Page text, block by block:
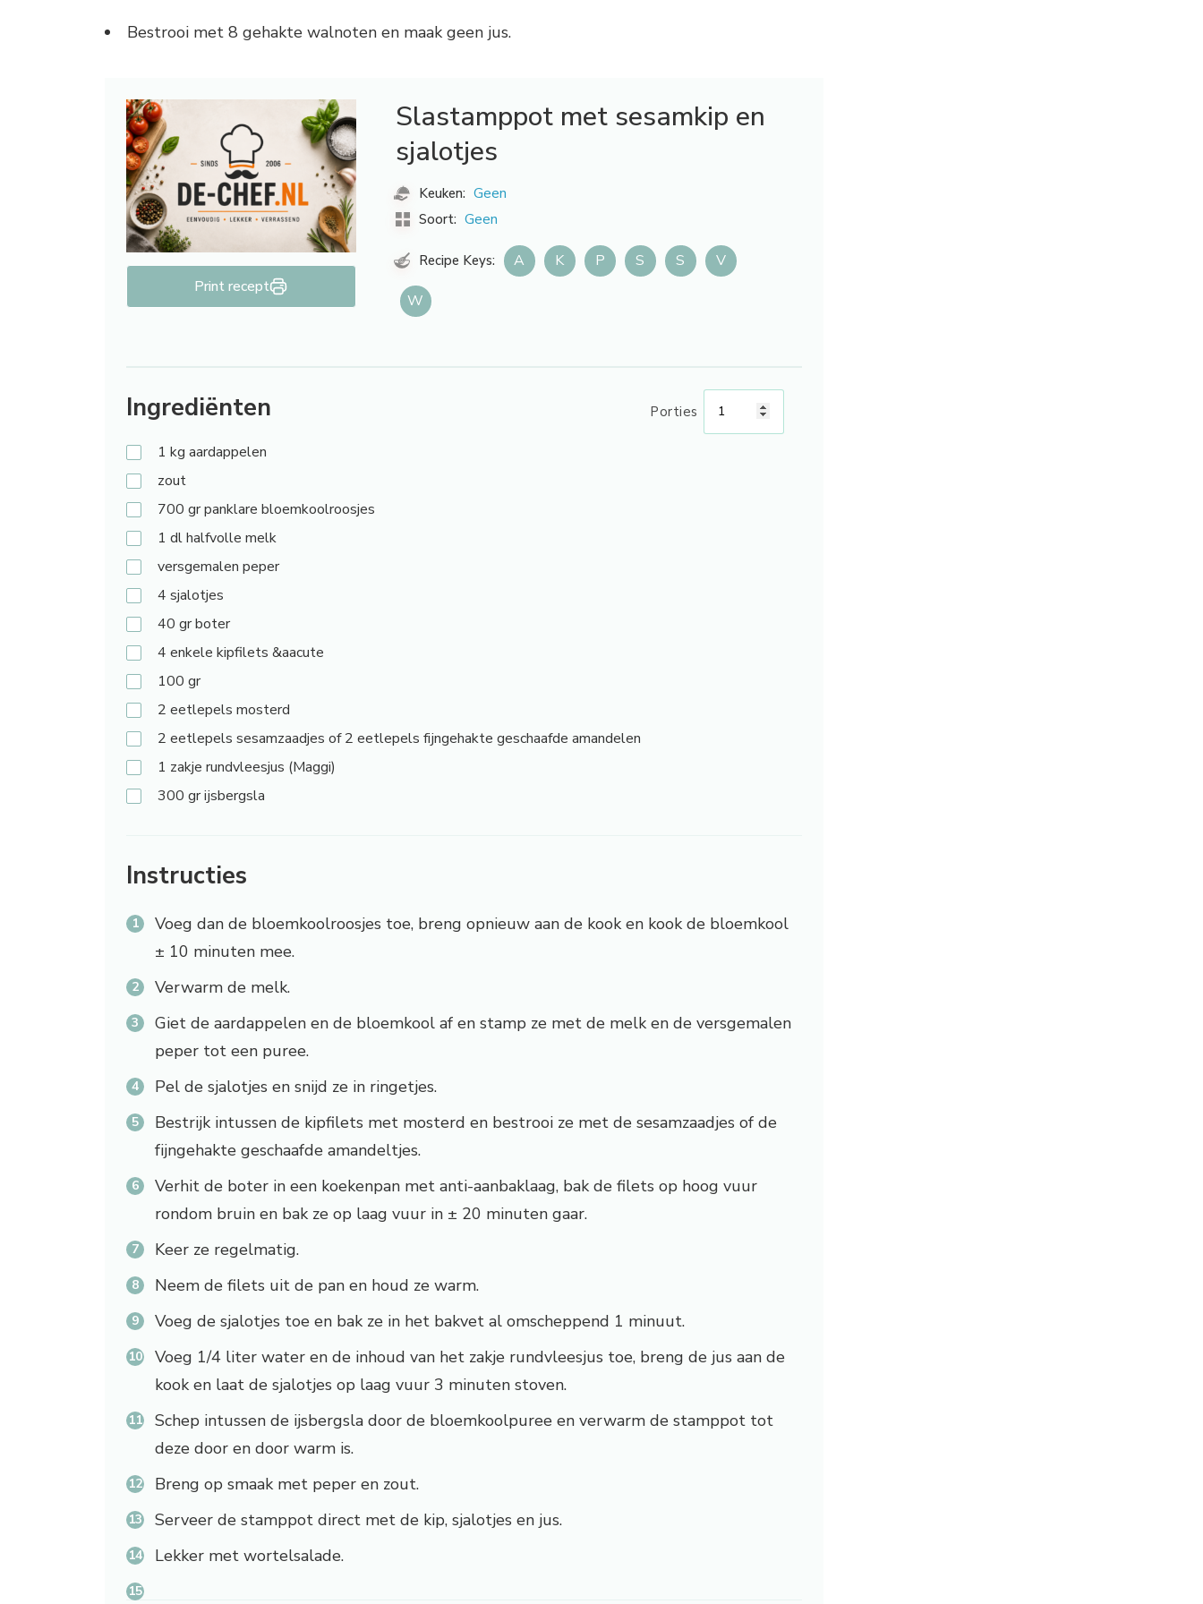
Bestrooi met 8 gehakte walnoten en maak geen jus.
Print recept
Slastamppot met sesamkip en
sjalotjes
Keuken: Geen
Soort: Geen
Recipe Keys: A K P S S V
W
Ingrediënten Porties
1 kg aardappelen
zout
700 gr panklare bloemkoolroosjes
1 dl halfvolle melk
versgemalen peper
4 sjalotjes
40 gr boter
4 enkele kipfilets &aacute
100 gr
2 eetlepels mosterd
2 eetlepels sesamzaadjes of 2 eetlepels fijngehakte geschaafde amandelen
1 zakje rundvleesjus (Maggi)
300 gr ijsbergsla
Instructies
Voeg dan de bloemkoolroosjes toe, breng opnieuw aan de kook en kook de bloemkool
± 10 minuten mee.
Verwarm de melk.
Giet de aardappelen en de bloemkool af en stamp ze met de melk en de versgemalen
peper tot een puree.
Pel de sjalotjes en snijd ze in ringetjes.
Bestrijk intussen de kipfilets met mosterd en bestrooi ze met de sesamzaadjes of de
fijngehakte geschaafde amandeltjes.
Verhit de boter in een koekenpan met anti-aanbaklaag, bak de filets op hoog vuur
rondom bruin en bak ze op laag vuur in ± 20 minuten gaar.
Keer ze regelmatig.
Neem de filets uit de pan en houd ze warm.
Voeg de sjalotjes toe en bak ze in het bakvet al omscheppend 1 minuut.
Voeg 1/4 liter water en de inhoud van het zakje rundvleesjus toe, breng de jus aan de
kook en laat de sjalotjes op laag vuur 3 minuten stoven.
Schep intussen de ijsbergsla door de bloemkoolpuree en verwarm de stamppot tot
deze door en door warm is.
Breng op smaak met peper en zout.
Serveer de stamppot direct met de kip, sjalotjes en jus.
Lekker met wortelsalade.